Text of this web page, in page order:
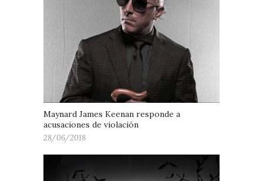
Maynard James Keenan responde a
acusaciones de violación
28/06/2018